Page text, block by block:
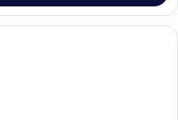
1 Schlafzimmer, Zimmersafe,